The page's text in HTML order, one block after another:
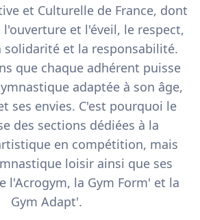
et Culturelle de France, dont
et l'éveil, le respect,
solidarité et la responsabilité.
que chaque adhérent puisse
adaptée à son âge,
ses envies. C'est pourquoi le
des sections dédiées à la
en compétition, mais
loisir ainsi que ses
l'Acrogym, la Gym Form' et la
Gym Adapt'.